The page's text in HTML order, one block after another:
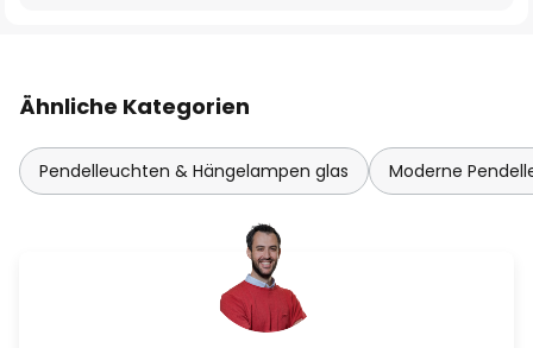
Ähnliche Kategorien
Pendelleuchten & Hängelampen glas Moderne